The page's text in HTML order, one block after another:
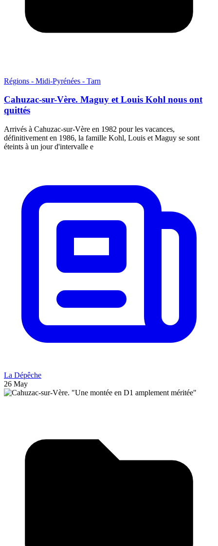
Régions - Midi-Pyrénées - Tarn
Cahuzac-sur-Vère. Maguy et Louis Kohl nous ont
quittés
Arrivés à Cahuzac-sur-Vère en 1982 pour les vacances,
définitivement en 1986, la famille Kohl, Louis et Maguy se sont
éteints à un jour d'intervalle e
La Dépêche
26 May